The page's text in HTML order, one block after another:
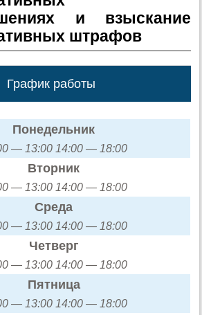
и взыскание
штрафов
График работы
Понедельник
— 13:00 14:00 — 18:00
Вторник
— 13:00 14:00 — 18:00
Среда
— 13:00 14:00 — 18:00
Четверг
— 13:00 14:00 — 18:00
Пятница
— 13:00 14:00 — 18:00